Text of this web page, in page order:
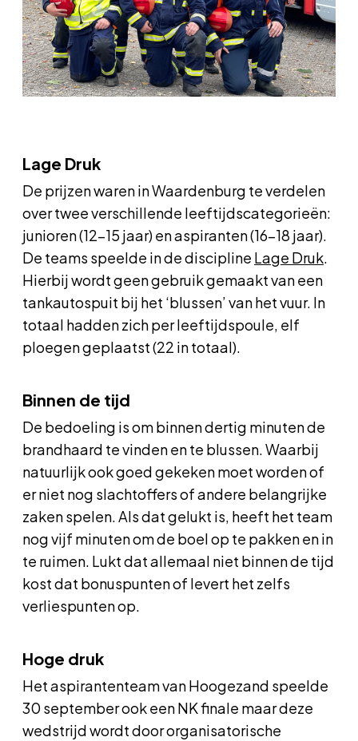
Lage Druk
De prijzen waren in Waardenburg te verdelen
over twee verschillende leeftijdscategorieën:
junioren (12-15 jaar) en aspiranten (16-18 jaar).
De teams speelde in de discipline Lage Druk.
Hierbij wordt geen gebruik gemaakt van een
tankautospuit bij het ‘blussen’ van het vuur. In
totaal hadden zich per leeftijdspoule, elf
ploegen geplaatst (22 in totaal).
Binnen de tijd
De bedoeling is om binnen dertig minuten de
brandhaard te vinden en te blussen. Waarbij
natuurlijk ook goed gekeken moet worden of
er niet nog slachtoffers of andere belangrijke
zaken spelen. Als dat gelukt is, heeft het team
nog vijf minuten om de boel op te pakken en in
te ruimen. Lukt dat allemaal niet binnen de tijd
kost dat bonuspunten of levert het zelfs
verliespunten op.
Hoge druk
Het aspirantenteam van Hoogezand speelde
30 september ook een NK finale maar deze
wedstrijd wordt door organisatorische